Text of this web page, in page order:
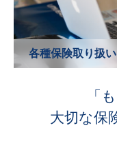
各種保険取り扱い
「
大切な保